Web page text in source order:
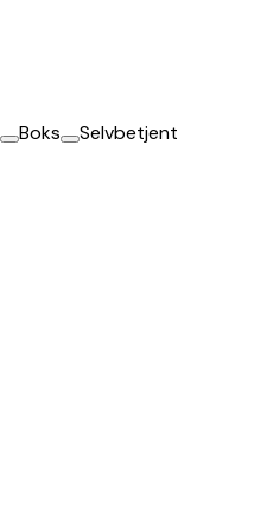
Boks Selvbetjent